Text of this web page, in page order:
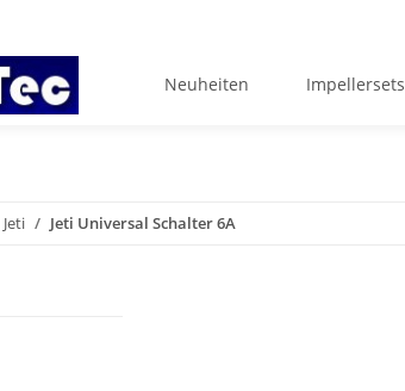
Neuheiten Impellersets
Jeti Jeti Universal Schalter 6A